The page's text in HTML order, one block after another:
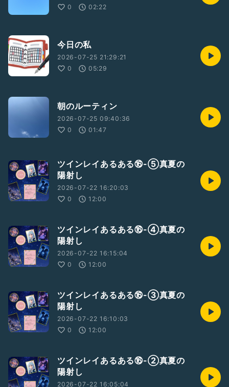
0
02:22
今日の私
2026-07-25 21:29:21
0
05:29
朝のルーティン
2026-07-25 09:40:36
0
01:47
ツインレイあるある⑯-⑤真夏の
陽射し
2026-07-22 16:20:03
0
12:00
ツインレイあるある⑯-④真夏の
陽射し
2026-07-22 16:15:04
0
12:00
ツインレイあるある⑯-③真夏の
陽射し
2026-07-22 16:10:03
0
12:00
ツインレイあるある⑯-②真夏の
陽射し
2026-07-22 16:05:04